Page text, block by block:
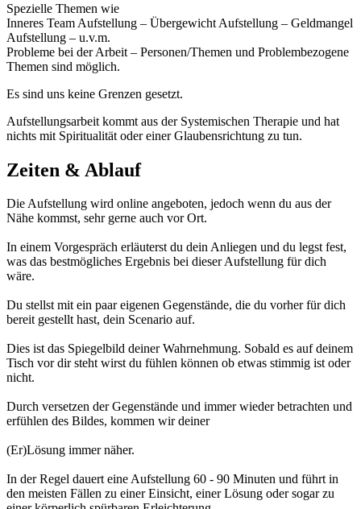
Spezielle Themen wie
Inneres Team Aufstellung – Übergewicht Aufstellung – Geldmangel
Aufstellung – u.v.m.
Probleme bei der Arbeit – Personen/Themen und Problembezogene
Themen sind möglich.
Es sind uns keine Grenzen gesetzt.
Aufstellungsarbeit kommt aus der Systemischen Therapie und hat
nichts mit Spiritualität oder einer Glaubensrichtung zu tun.
Zeiten & Ablauf
Die Aufstellung wird online angeboten, jedoch wenn du aus der
Nähe kommst, sehr gerne auch vor Ort.
In einem Vorgespräch erläuterst du dein Anliegen und du legst fest,
was das bestmögliches Ergebnis bei dieser Aufstellung für dich
wäre.
Du stellst mit ein paar eigenen Gegenstände, die du vorher für dich
bereit gestellt hast, dein Scenario auf.
Dies ist das Spiegelbild deiner Wahrnehmung. Sobald es auf deinem
Tisch vor dir steht wirst du fühlen können ob etwas stimmig ist oder
nicht.
Durch versetzen der Gegenstände und immer wieder betrachten und
erfühlen des Bildes, kommen wir deiner
(Er)Lösung immer näher.
In der Regel dauert eine Aufstellung 60 - 90 Minuten und führt in
den meisten Fällen zu einer Einsicht, einer Lösung oder sogar zu